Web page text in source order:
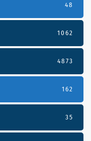
48
1062
4873
162
35